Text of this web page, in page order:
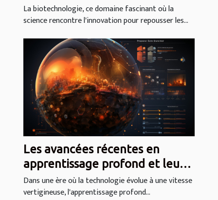
à la biotechnologie
La biotechnologie, ce domaine fascinant où la
science rencontre l'innovation pour repousser les...
Les avancées récentes en
apprentissage profond et leurs
applications quotidiennes
Dans une ère où la technologie évolue à une vitesse
vertigineuse, l'apprentissage profond...